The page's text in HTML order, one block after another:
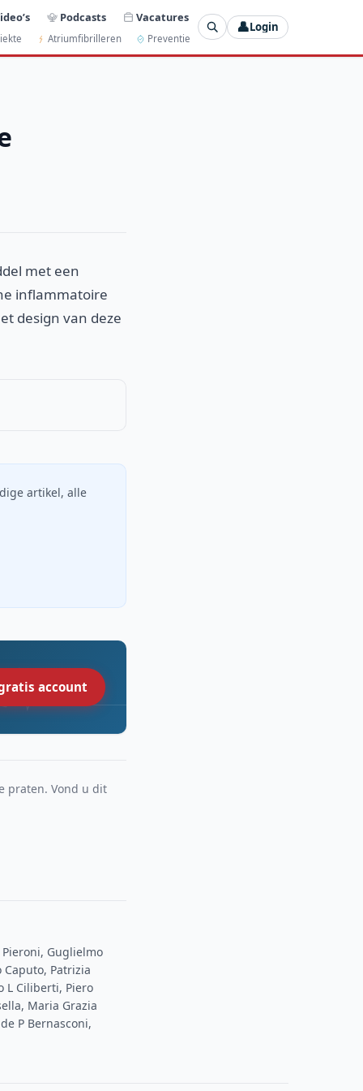
Podcasts Vacatures
Atriumfibrilleren Preventie
👤Login
met een
inflammatoire
design van deze
artikel, alle
account
praten. Vond u dit
Guglielmo
Patrizia
L Ciliberti, Piero
Maria Grazia
P Bernasconi,